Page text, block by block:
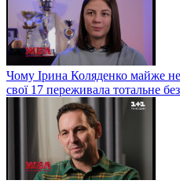
Чому Ірина Коляденко майже не
свої 17 переживала тотальне